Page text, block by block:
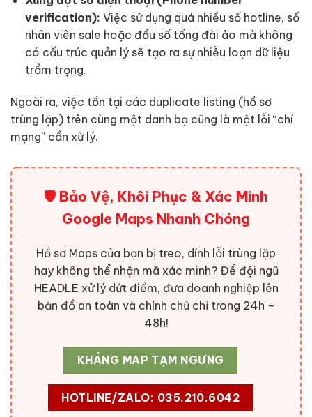
verification): Việc sử dụng quá nhiều số hotline, số
nhân viên sale hoặc đầu số tổng đài ảo mà không
có cấu trúc quản lý sẽ tạo ra sự nhiễu loạn dữ liệu
trầm trọng.
Ngoài ra, việc tồn tại các duplicate listing (hồ sơ
trùng lặp) trên cùng một danh bạ cũng là một lỗi “chí
mạng” cần xử lý.
🛡️ Bảo Vệ, Khôi Phục & Xác Minh
Google Maps Nhanh Chóng
Hồ sơ Maps của bạn bị treo, dính lỗi trùng lặp
hay không thể nhận mã xác minh? Để đội ngũ
HEADLE xử lý dứt điểm, đưa doanh nghiệp lên
bản đồ an toàn và chính chủ chỉ trong 24h –
48h!
KHÁNG MAP TẠM NGƯNG
HOTLINE/ZALO: 035.210.6042